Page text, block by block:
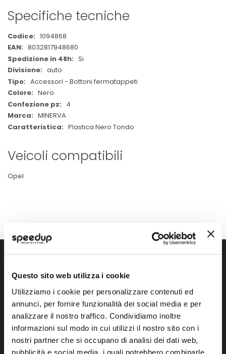
Questo sito web utilizza i cookie
Utilizziamo i cookie per personalizzare contenuti ed
annunci, per fornire funzionalità dei social media e per
analizzare il nostro traffico. Condividiamo inoltre
informazioni sul modo in cui utilizzi il nostro sito con i
nostri partner che si occupano di analisi dei dati web,
pubblicità e social media, i quali potrebbero combinarle
Specifiche tecniche
Maggiori
Informazioni
1094868
8032817948680
Si
auto
Accessori - Bottoni fermatappeti
Nero
4
MINERVA
Plastica Nero Tondo
Veicoli compatibili
Opel
Iscriviti alla newsletter Speedup
Ricevi subito uno sconto del 10% per il tuo primo acquisto online!